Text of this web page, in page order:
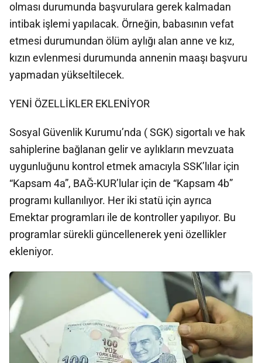
olması durumunda başvurulara gerek kalmadan
intibak işlemi yapılacak. Örneğin, babasının vefat
etmesi durumundan ölüm aylığı alan anne ve kız,
kızın evlenmesi durumunda annenin maaşı başvuru
yapmadan yükseltilecek.
YENİ ÖZELLİKLER EKLENİYOR
Sosyal Güvenlik Kurumu’nda ( SGK) sigortalı ve hak
sahiplerine bağlanan gelir ve aylıkların mevzuata
uygunluğunu kontrol etmek amacıyla SSK’lılar için
“Kapsam 4a”, BAĞ-KUR’lular için de “Kapsam 4b”
programı kullanılıyor. Her iki statü için ayrıca
Emektar programları ile de kontroller yapılıyor. Bu
programlar sürekli güncellenerek yeni özellikler
ekleniyor.